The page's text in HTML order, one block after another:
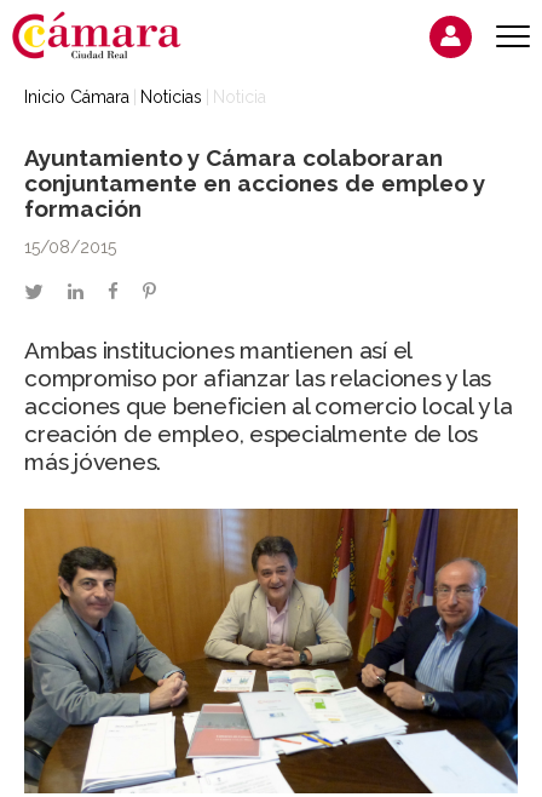
Inicio Cámara Noticias Noticia
Ayuntamiento y Cámara colaboraran
conjuntamente en acciones de empleo y
formación
15/08/2015
twitterlinkedinfacebookpinterest
Ambas instituciones mantienen así el
compromiso por afianzar las relaciones y las
acciones que beneficien al comercio local y la
creación de empleo, especialmente de los
más jóvenes.